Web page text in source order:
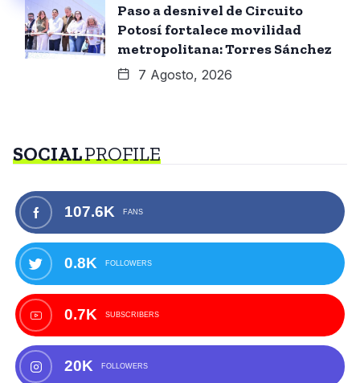
Paso a desnivel de Circuito
Potosí fortalece movilidad
metropolitana: Torres Sánchez
7 Agosto, 2026
SOCIALPROFILE
107.6K FANS
0.8K FOLLOWERS
0.7K SUBSCRIBERS
20K FOLLOWERS